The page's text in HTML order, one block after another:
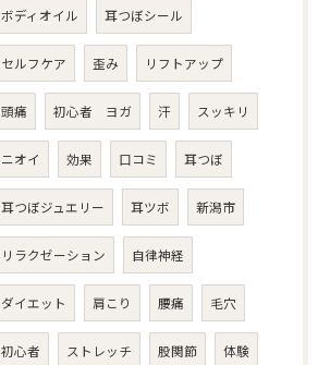
ボディオイル 耳つぼシール
セルフケア 歪み リフトアップ
頭痛 初心者 ヨガ 汗 スッキリ
ニオイ 効果 口コミ 耳つぼ
耳つぼジュエリー 耳ツボ 新潟市
リラクゼーション 自律神経
ダイエット 肩こり 腰痛 毛穴
初心者 ストレッチ 股関節 体験